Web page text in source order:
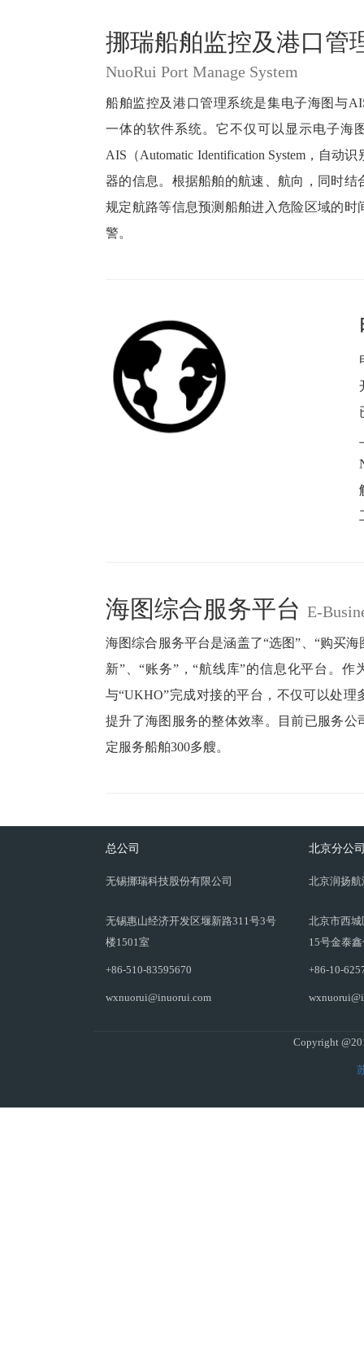
挪瑞船舶监控及港口管
NuoRui Port Manage System
船舶监控及港口管理系统是集电子海图与
一体的软件系统。它不仅可以显示电子海
AIS（Automatic Identification System，自动
器的信息。根据船舶的航速、航向，同时结
规定航路等信息预测船舶进入危险区域的时
警。
海图综合服务平台 E-
海图综合服务平台是涵盖了“选图”、“购买海
新”、“账务”，“航线库”的信息化平台。作
与“UKHO”完成对接的平台，不仅可以处理
提升了海图服务的整体效率。目前已服务公
定服务船舶300多艘。
总公司
无锡挪瑞科技股份有限公司
无锡惠山经济开发区堰新路311号3号
楼1501室
+86-510-83595670
wxnuorui@inuorui.com
北京分公
北京润扬
北京市西
15号金泰
+86-10-
Copyright